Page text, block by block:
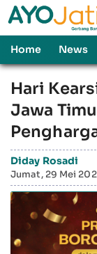
Home News
Hari
Jawa
Diday Rosadi
Jumat, 29 Mei